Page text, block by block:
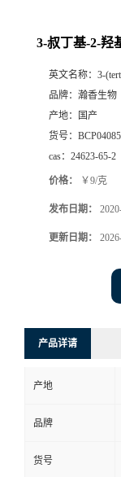
3-叔丁基-2-羟
英文名称： 3-
品牌： 瀚香生物
产地：
国产
货号： BCP04085
cas： 24623-65-2
价格： ￥9/克
发布日期：
更新日期：
产品详请
产地
品牌
货号